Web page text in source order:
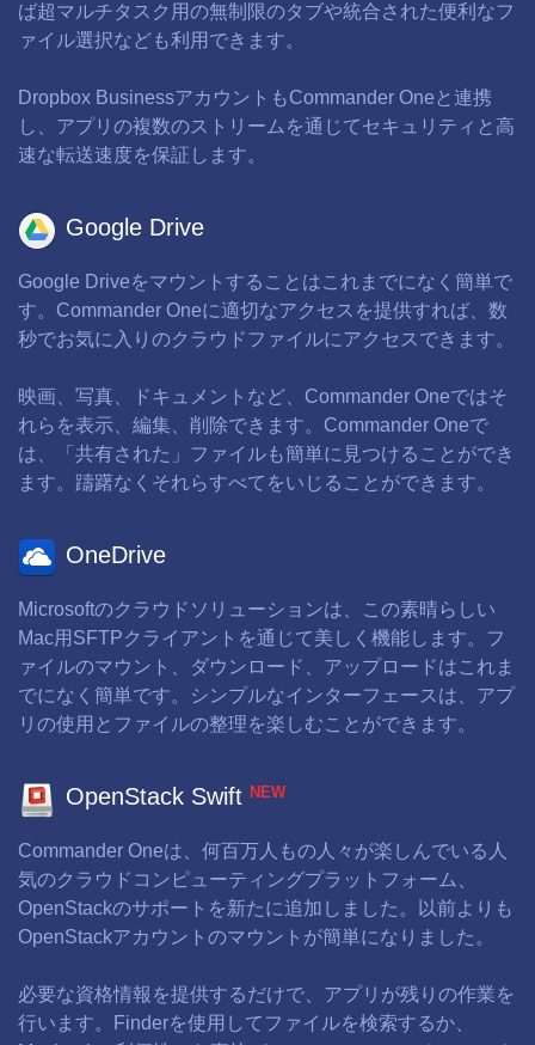
ば超マルチタスク用の無制限のタブや統合された便利なフ
ァイル選択なども利用できます。
Dropbox BusinessアカウントもCommander Oneと連携
し、アプリの複数のストリームを通じてセキュリティと高
速な転送速度を保証します。
Google Drive
Google Driveをマウントすることはこれまでになく簡単で
す。Commander Oneに適切なアクセスを提供すれば、数
秒でお気に入りのクラウドファイルにアクセスできます。
映画、写真、ドキュメントなど、Commander Oneではそ
れらを表示、編集、削除できます。Commander Oneで
は、「共有された」ファイルも簡単に見つけることができ
ます。躊躇なくそれらすべてをいじることができます。
OneDrive
Microsoftのクラウドソリューションは、この素晴らしい
Mac用SFTPクライアントを通じて美しく機能します。フ
ァイルのマウント、ダウンロード、アップロードはこれま
でになく簡単です。シンプルなインターフェースは、アプ
リの使用とファイルの整理を楽しむことができます。
OpenStack Swift NEW
Commander Oneは、何百万人もの人々が楽しんでいる人
気のクラウドコンピューティングプラットフォーム、
OpenStackのサポートを新たに追加しました。以前よりも
OpenStackアカウントのマウントが簡単になりました。
必要な資格情報を提供するだけで、アプリが残りの作業を
行います。Finderを使用してファイルを検索するか、